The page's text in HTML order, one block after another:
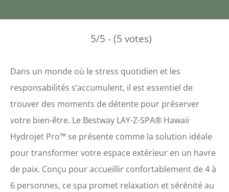
5/5 - (5 votes)
Dans un monde où le stress quotidien et les
responsabilités s’accumulent, il est essentiel de
trouver des moments de détente pour préserver
votre bien-être. Le Bestway LAY-Z-SPA® Hawaii
Hydrojet Pro™ se présente comme la solution idéale
pour transformer votre espace extérieur en un havre
de paix. Conçu pour accueillir confortablement de 4 à
6 personnes, ce spa promet relaxation et sérénité au